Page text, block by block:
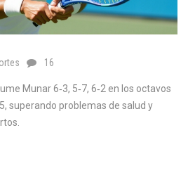
16
Munar 6‑3, 5‑7, 6‑2 en los octavos
superando problemas de salud y